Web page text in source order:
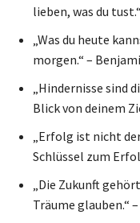
lieben, was du
„Was du heute
morgen.“ –
„Hindernisse sind
Blick von deinem
„Erfolg ist nicht
Schlüssel zum
„Die Zukunft
Träume glauben.“